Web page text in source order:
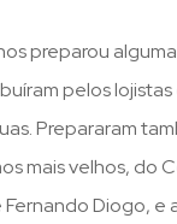
preparou
pelos
Prepararam
mais velhos, do
Diogo, e